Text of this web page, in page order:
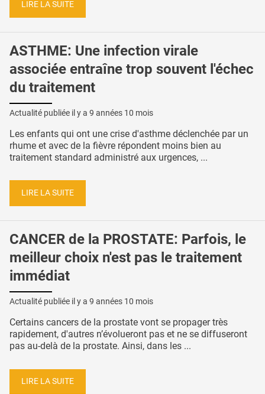
LIRE LA SUITE
ASTHME: Une infection virale
associée entraîne trop souvent l'échec
du traitement
Actualité publiée il y a 9 années 10 mois
Les enfants qui ont une crise d'asthme déclenchée par un
rhume et avec de la fièvre répondent moins bien au
traitement standard administré aux urgences, ...
LIRE LA SUITE
CANCER de la PROSTATE: Parfois, le
meilleur choix n'est pas le traitement
immédiat
Actualité publiée il y a 9 années 10 mois
Certains cancers de la prostate vont se propager très
rapidement, d'autres n’évolueront pas et ne se diffuseront
pas au-delà de la prostate. Ainsi, dans les ...
LIRE LA SUITE